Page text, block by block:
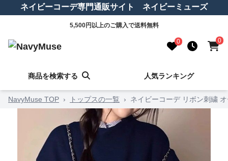
ネイビーコーデ専門通販サイト ネイビーミューズ
5,500円以上のご購入で送料無料
0 0
商品を検索する 人気ランキング
NavyMuse TOP › トップスの一覧 › ネイビーコーデ リボン刺繍